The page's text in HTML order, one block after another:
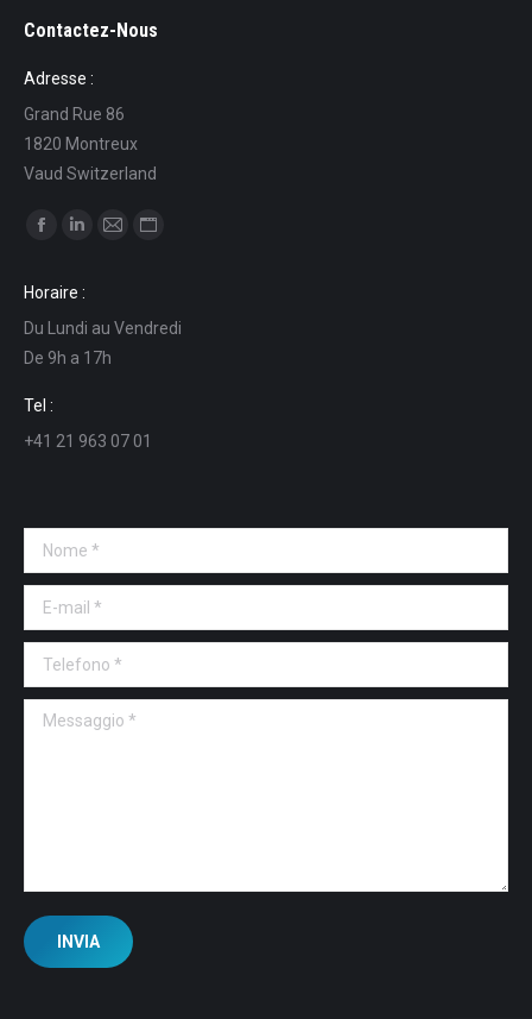
Contactez-Nous
Adresse :
Grand Rue 86
1820 Montreux
Vaud Switzerland
Ci puoi trovare su:
opens
in
new
window
opens
in
new
in
opens
Horaire :
Du Lundi au Vendredi
De 9h a 17h
Tel :
+41 21 963 07 01
Nome *
E-mail *
Telefono *
Messaggio *
INVIA